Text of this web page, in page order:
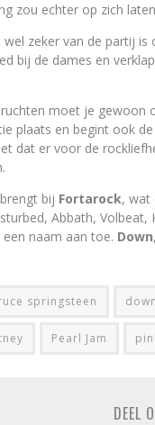
zou echter op zich
zeker van de partij is
bij de dames en
moet je gewoon
plaats en begint ook
dat er voor de
bij Fortarock, wat
Abbath,
naam aan toe. Down
springsteen down
Pearl Jam
DEEL